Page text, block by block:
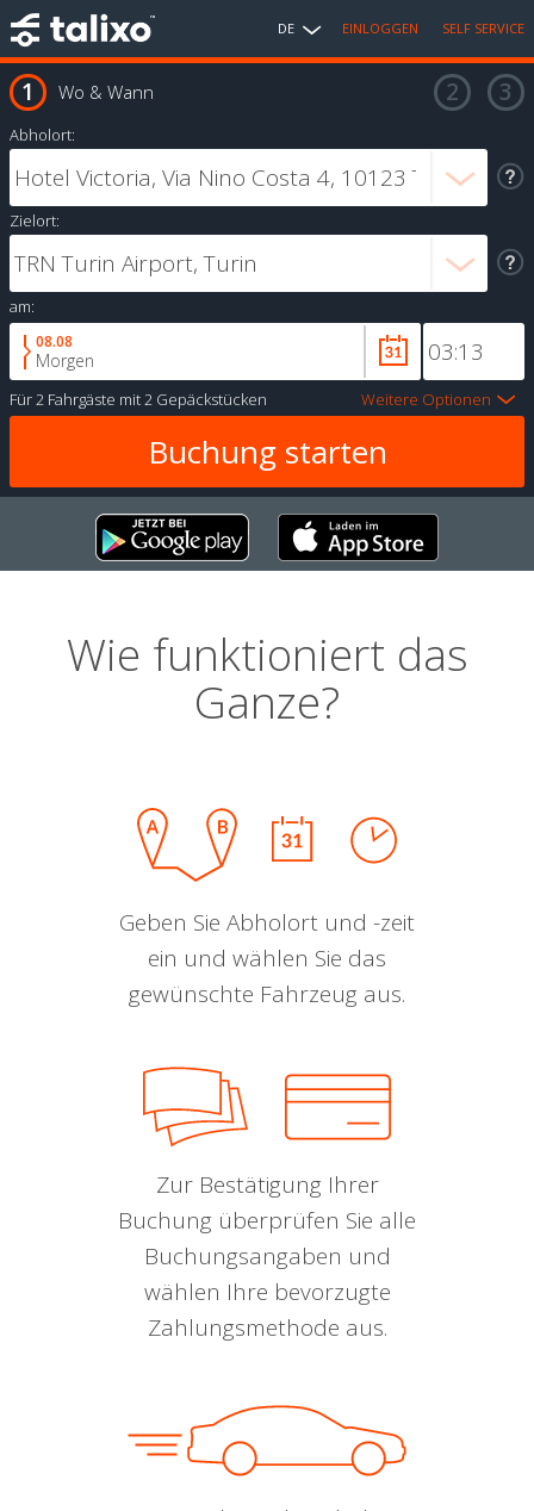
DE EINLOGGEN SELF SERVICE
Wo & Wann
Abholort:
Zielort:
am:
08.08
Morgen
Für2 Fahrgäste mit2 Gepäckstücken Weitere Optionen
Wie funktioniert das
Ganze?
Geben Sie Abholort und -zeit
ein und wählen Sie das
gewünschte Fahrzeug aus.
Zur Bestätigung Ihrer
Buchung überprüfen Sie alle
Buchungsangaben und
wählen Ihre bevorzugte
Zahlungsmethode aus.